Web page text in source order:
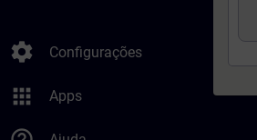
settings Configurações
apps Apps